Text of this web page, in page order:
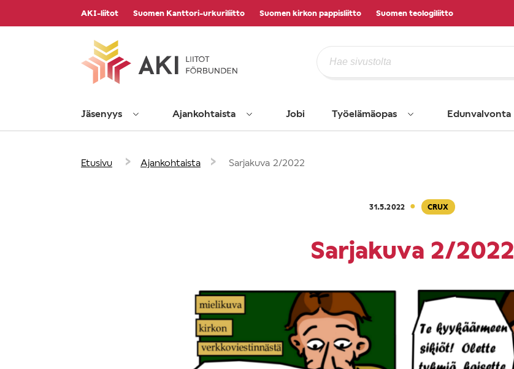
AKI-liitot Suomen Kanttori-urkuriliitto Suomen kirkon pappisliitto Suomen teologiliitto
Jäsenyys Ajankohtaista Jobi Työelämäopas Edunvalvonta
Etusivu › Ajankohtaista › Sarjakuva 2/2022
31.5.2022 · CRUX
Sarjakuva 2/2022